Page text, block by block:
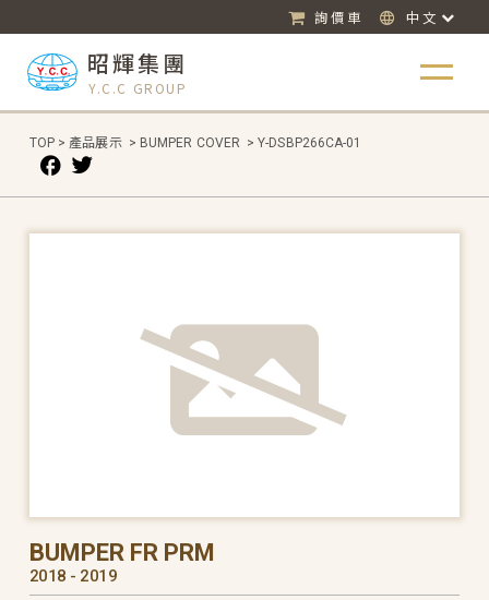
詢價車 中文
昭輝集團
Y.C.C GROUP
TOP > 產品展示 > BUMPER COVER > Y-DSBP266CA-01
BUMPER FR PRM
2018 - 2019